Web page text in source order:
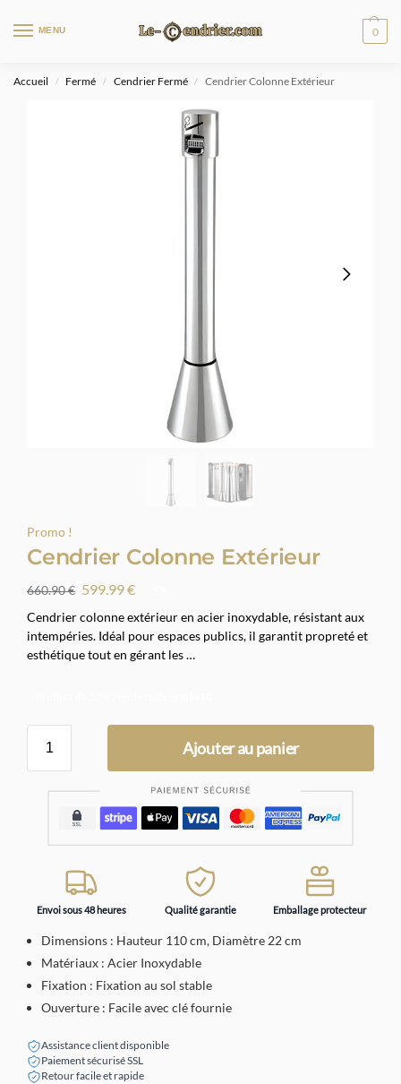
MENU 0
Accueil / Fermé / Cendrier Fermé / Cendrier Colonne Extérieur
Promo !
Cendrier Colonne Extérieur
660.90€ 599.99€
Cendrier colonne extérieur en acier inoxydable, résistant aux
intempéries. Idéal pour espaces publics, il garantit propreté et
esthétique tout en gérant les …
Ajouter au panier
Envoi sous 48 heures Qualité garantie Emballage protecteur
Dimensions : Hauteur 110 cm, Diamètre 22 cm
Matériaux : Acier Inoxydable
Fixation : Fixation au sol stable
Ouverture : Facile avec clé fournie
Assistance client disponible
Paiement sécurisé SSL
Retour facile et rapide